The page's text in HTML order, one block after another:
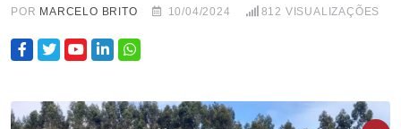
POR MARCELO BRITO 10/04/2024 812 VISUALIZAÇÕES